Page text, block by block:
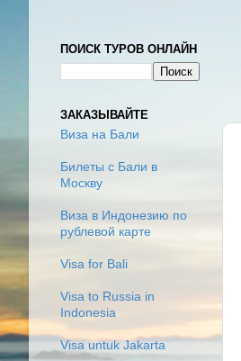
ПОИСК ТУРОВ ОНЛАЙН
ЗАКАЗЫВАЙТЕ
Виза на Бали
Билеты с Бали в
Москву
Виза в Индонезию по
рублевой карте
Visa for Bali
Visa to Russia in
Indonesia
Visa untuk Jakarta